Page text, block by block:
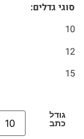
סוגי גדלים:
10
12
15
גודל
כתב